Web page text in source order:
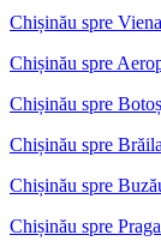
Chișinău spre Viena
Chișinău spre
Chișinău spre
Chișinău spre Brăila
Chișinău spre
Chișinău spre Praga